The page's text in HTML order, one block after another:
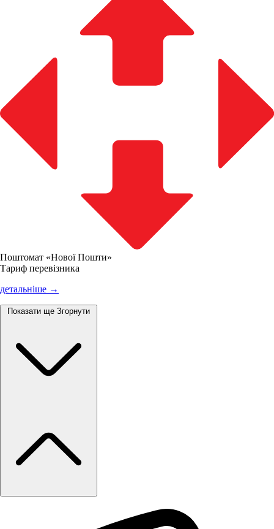
Поштомат «Нової Пошти»
Тариф перевізника
детальніше →
Показати ще Згорнути